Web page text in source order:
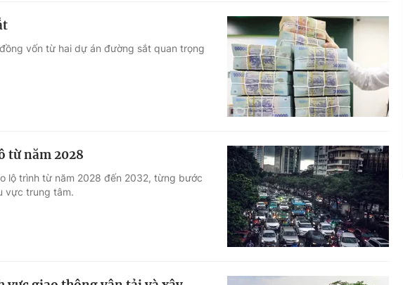
Học trực tuyến
Hitech Công nghệ tương lai
Sản phẩm
Thị trường
Tư vấn
vốn từ hai dự án đường sắt quan trọng
từ năm 2028
lộ trình từ năm 2028 đến 2032, từng bước
vực trung tâm.